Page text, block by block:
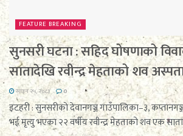
FEATURE BREAKING
सुनसरी घटना : सहिद घोषणाको
सातादेखि रवीन्द्र मेहताको शव
साउन २५, २०८३ 0
इटहरी : सुनसरीको देवानगञ्ज गाउँपालिका–३,
भई मृत्यु भएका २२ वर्षीय रवीन्द्र मेहताको शव एक